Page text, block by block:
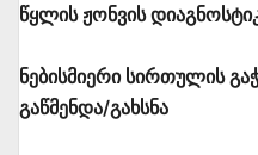
წყლის ჟონვის
ნებისმიერი სირთულის
გაწმენდა/გახსნა